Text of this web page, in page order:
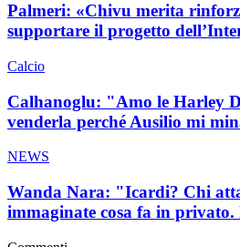
Palmeri: «Chivu merita
supportare il progetto
Calcio
Calhanoglu: "Amo le Harley
venderla perché Ausilio mi
NEWS
Wanda Nara: "Icardi? Chi
immaginate cosa fa in privato.